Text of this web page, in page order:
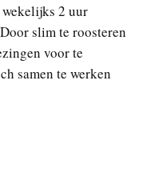
2 uur
slim te roosteren
voor te
samen te werken